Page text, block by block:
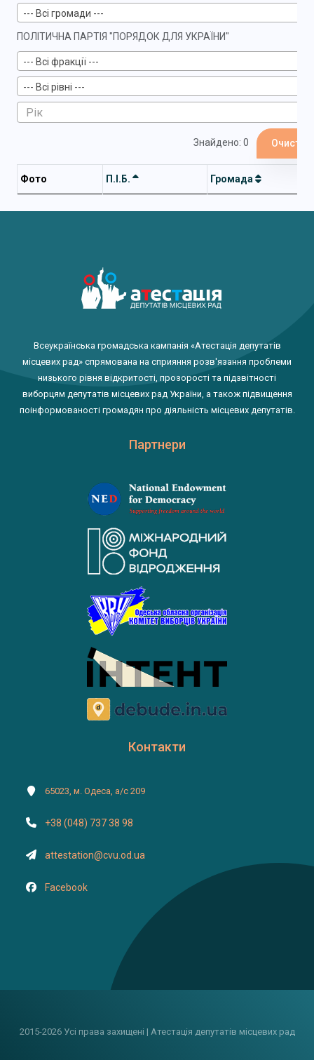
--- Всі громади ---
ПОЛІТИЧНА ПАРТІЯ "ПОРЯДОК ДЛЯ УКРАЇНИ"
--- Всі фракції ---
--- Всі рівні ---
Знайдено: 0
Фото П.І.Б. Громада
Всеукраїнська громадська кампанія «Атестація депутатів
місцевих рад» спрямована на сприяння розв'язання проблеми
низького рівня відкритості, прозорості та підзвітності
виборцям депутатів місцевих рад України, а також підвищення
поінформованості громадян про діяльність місцевих депутатів.
Партнери
Контакти
65023, м. Одеса, а/с 209
+38 (048) 737 38 98
attestation@cvu.od.ua
Facebook
2015-2026 Усі права захищені | Атестація депутатів місцевих рад